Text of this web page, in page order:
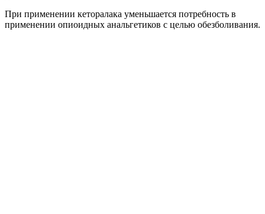
При применении кеторалака уменьшается потребность в
применении опиоидных анальгетиков с целью обезболивания.